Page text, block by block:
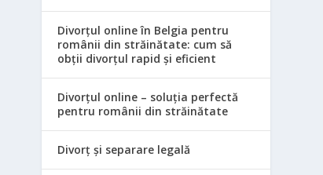
Divorțul online în Belgia pentru
românii din străinătate: cum să
obții divorțul rapid și eficient
Divorțul online – soluția perfectă
pentru românii din străinătate
Divorț și separare legală